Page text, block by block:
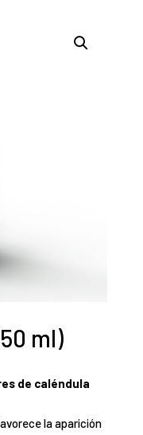
ml)
de caléndula
la aparición